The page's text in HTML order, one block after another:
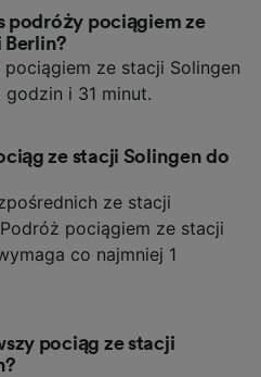
podróży pociągiem ze
Berlin?
ze stacji Solingen
i 31 minut.
ze stacji Solingen do
ze stacji
pociągiem ze stacji
co najmniej 1
pociąg ze stacji